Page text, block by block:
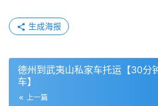
生成海报
德州到武夷山私家车托运【30分
车】
上一篇